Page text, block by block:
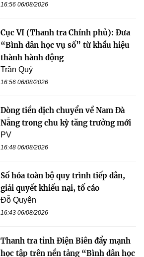
16:56 06/08/2026
Cục VI (Thanh tra Chính phủ): Đưa
“Bình dân học vụ số” từ khẩu hiệu
thành hành động
Trần Quý
16:56 06/08/2026
Dòng tiền dịch chuyển về Nam Đà
Nẵng trong chu kỳ tăng trưởng mới
PV
16:48 06/08/2026
Số hóa toàn bộ quy trình tiếp dân,
giải quyết khiếu nại, tố cáo
Đỗ Quyên
16:43 06/08/2026
Thanh tra tỉnh Điện Biên đẩy mạnh
học tập trên nền tảng “Bình dân học